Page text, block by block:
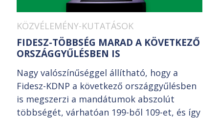
KÖZVÉLEMÉNY-KUTATÁSOK
FIDESZ-TÖBBSÉG MARAD A KÖVETKEZŐ
ORSZÁGGYŰLÉSBEN IS
Nagy valószínűséggel állítható, hogy a
Fidesz-KDNP a következő országgyűlésben
is megszerzi a mandátumok abszolút
többségét, várhatóan 199-ből 109-et, és így